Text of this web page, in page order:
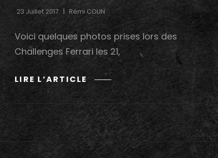
23 Juillet 2017 Rémi COLIN
Voici quelques photos prises lors des
Challenges Ferrari les 21,
LIRE L’ARTICLE
70
FERRARI
/
FERRARI
CHALLENGE
AU